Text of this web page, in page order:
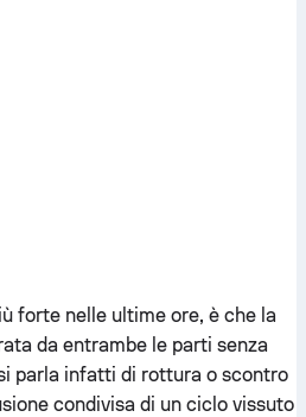
forte nelle ultime ore, è che la
da entrambe le parti senza
parla infatti di rottura o scontro
condivisa di un ciclo vissuto